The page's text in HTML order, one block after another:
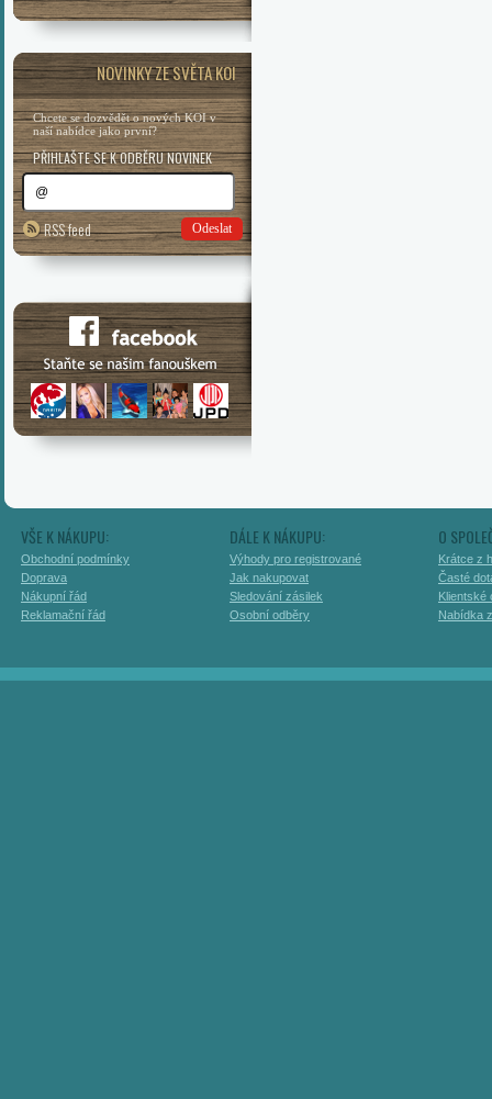
NOVINKY ZE SVĚTA KOI
Chcete se dozvědět o nových KOI v
naší nabídce jako první?
PŘIHLAŠTE SE K ODBĚRU NOVINEK
RSS feed Odeslat
VŠE K NÁKUPU:
Obchodní podmínky
Doprava
Nákupní řád
Reklamační řád
DÁLE K NÁKUPU:
Výhody pro registrované
Jak nakupovat
Sledování zásilek
Osobní odběry
O
Krátce z
Časté
Klientské
Nabídka